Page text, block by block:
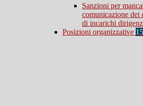
Sanzioni per
comunicazione dei
di incarichi
Posizioni organizzative 15